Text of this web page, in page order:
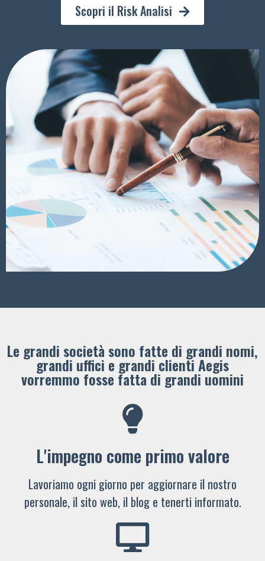
Scopri il Risk Analisi
Le grandi società sono fatte di grandi nomi,
grandi uffici e grandi clienti ​Aegis
vorremmo fosse fatta di grandi uomini
L'impegno come primo valore
Lavoriamo ogni giorno per aggiornare il nostro
personale, il sito web, il blog e tenerti informato.